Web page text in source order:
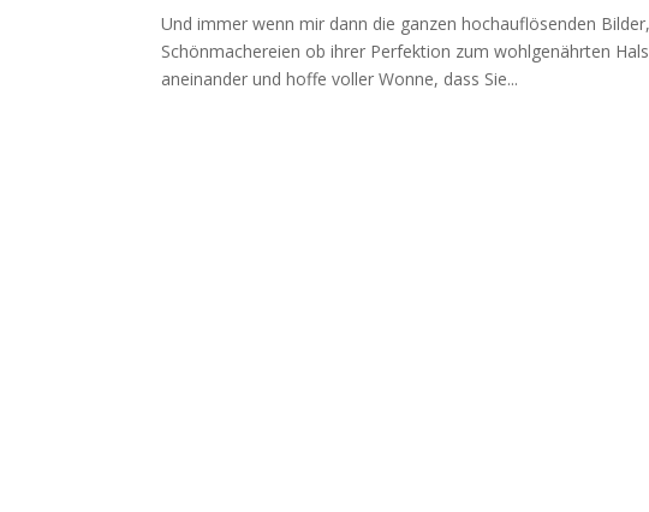
Und immer wenn mir dann die ganzen hochauflösenden
Schönmachereien ob ihrer Perfektion zum wohlgenährten
aneinander und hoffe voller Wonne, dass Sie...